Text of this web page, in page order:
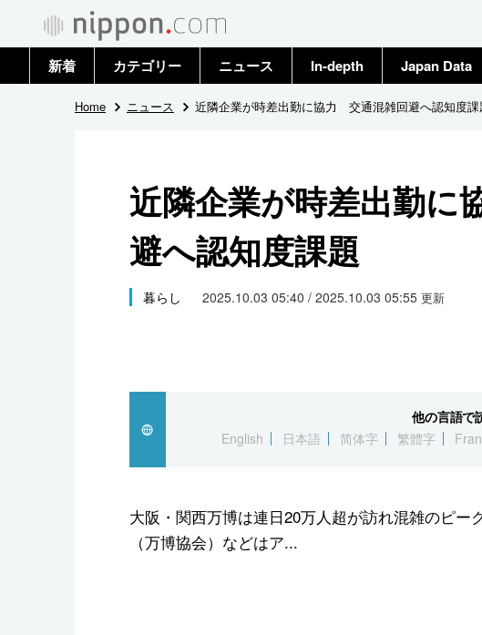
新着 カテゴリー
政治・外交
国際
社会
文化
スポーツ・東京2020
ニュース
トップ
In-depth Japan Data
Home ニュース 近隣企業が時差出勤に協力 交通混雑回避へ認知度課
近隣企業が時差出勤
避へ認知度課題
暮らし 2025.10.03 05:40 / 2025.10.03 05:55 更新
他の言語で
English
日本語 简体字 繁體字
大阪・関西万博は連日20万人超が訪れ混雑のピー
（万博協会）などはア...